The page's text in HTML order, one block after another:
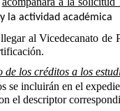
la actividad académica
al Vicedecanato
de los créditos a los
se incluirán en el
el descriptor